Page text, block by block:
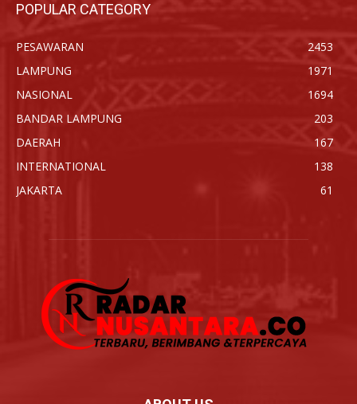
POPULAR CATEGORY
PESAWARAN
2453
LAMPUNG
1971
NASIONAL
1694
BANDAR LAMPUNG
203
DAERAH
167
INTERNATIONAL
138
JAKARTA
61